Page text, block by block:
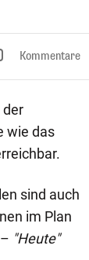
Kommentare
der
wie das
sind auch
im Plan
"Heute"